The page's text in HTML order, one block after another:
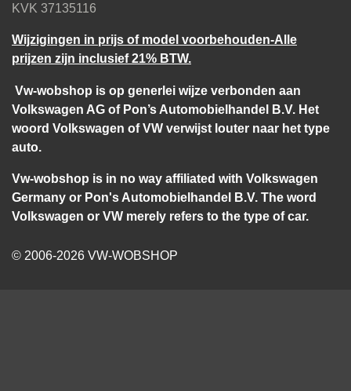
KVK 37135116
Wijzigingen in prijs of model voorbehouden-Alle
prijzen zijn inclusief 21% BTW.
Vw-wobshop is op generlei wijze verbonden aan
Volkswagen AG of Pon’s Automobielhandel B.V. Het
woord Volkswagen of VW verwijst louter naar het type
auto.
Vw-wobshop is in no way affiliated with Volkswagen
Germany or Pon's Automobielhandel B.V. The word
Volkswagen or VW merely refers to the type of car.
© 2006-2026 VW-WOBSHOP